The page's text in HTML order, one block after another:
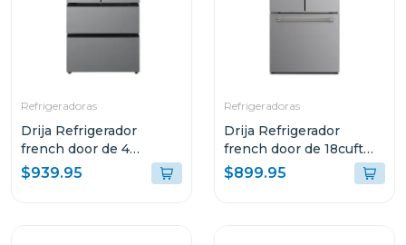
Refrigeradoras
Drija Refrigerador
french door de 4
puertas 18cuft inverter
color acero
$939.95
Refrigeradoras
Drija Refrigerador
french door de 18cuft
inverter color acero
INOX18D3P
$899.95